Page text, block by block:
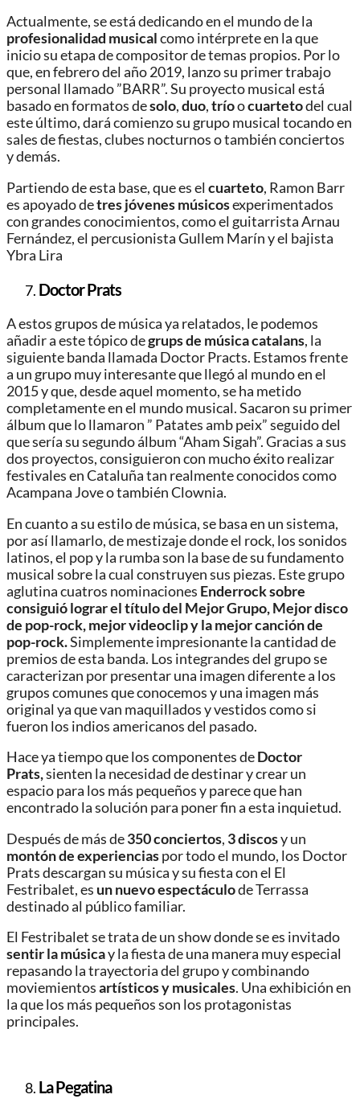
Actualmente, se está dedicando en el mundo de la
profesionalidad musicalcomo intérprete en la que
inicio su etapa de compositor de temas propios. Por lo
que, en febrero del año 2019, lanzo su primer trabajo
personal llamado ”BARR”. Su proyecto musical está
basado en formatos desolo,duo,tríoocuartetodel cual
este último, dará comienzo su grupo musical tocando en
sales de fiestas, clubes nocturnos o también conciertos
y demás.
Partiendo de esta base, que es el cuarteto, Ramon Barr
es apoyado detres jóvenes músicosexperimentados
con grandes conocimientos, como el guitarrista Arnau
Fernández, el percusionista Gullem Marín y el bajista
Ybra Lira
Doctor Prats
A estos grupos de música ya relatados, le podemos
añadir a este tópico degrups de música catalans, la
siguiente banda llamada Doctor Practs. Estamos frente
a un grupo muy interesante que llegó al mundo en el
2015 y que, desde aquel momento, se ha metido
completamente en el mundo musical. Sacaron su primer
álbum que lo llamaron ” Patates amb peix” seguido del
que sería su segundo álbum “Aham Sigah”. Gracias a sus
dos proyectos, consiguieron con mucho éxito realizar
festivales en Cataluña tan realmente conocidos como
Acampana Jove o también Clownia.
En cuanto a su estilo de música, se basa en un sistema,
por así llamarlo, de mestizaje donde el rock, los sonidos
latinos, el pop y la rumba son la base de su fundamento
musical sobre la cual construyen sus piezas. Este grupo
aglutina cuatros nominaciones Enderrock sobre
consiguió lograr el título del Mejor Grupo, Mejor disco
de pop-rock, mejor videoclip y la mejor canción de
pop-rock.Simplemente impresionante la cantidad de
premios de esta banda. Los integrandes del grupo se
caracterizan por presentar una imagen diferente a los
grupos comunes que conocemos y una imagen más
original ya que van maquillados y vestidos como si
fueron los indios americanos del pasado.
Hace ya tiempo que los componentes deDoctor
Prats,sienten la necesidad de destinar y crear un
espacio para los más pequeños y parece que han
encontrado la solución para poner fin a esta inquietud.
Después de más de350 conciertos, 3 discosy un
montón de experienciaspor todo el mundo, los Doctor
Prats descargan su música y su fiesta con el El
Festribalet, es un nuevo espectáculode Terrassa
destinado al público familiar.
El Festribalet se trata de un show donde se es invitado
sentir la músicay la fiesta de una manera muy especial
repasando la trayectoria del grupo y combinando
moviemientosartísticos y musicales. Una exhibición en
la que los más pequeños son los protagonistas
principales.
La Pegatina